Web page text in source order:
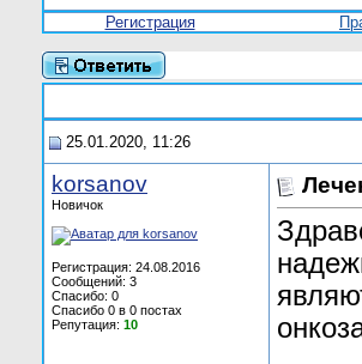
Регистрация
25.01.2020, 11:26
korsanov
Новичок
Регистрация: 24.08.2016
Сообщений: 3
Спасибо: 0
Спасибо 0 в 0 постах
Репутация: 10